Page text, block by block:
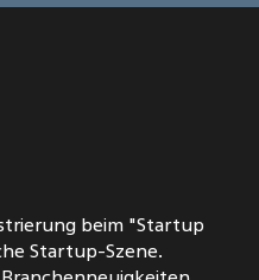
beim "Startup
Startup-Szene.